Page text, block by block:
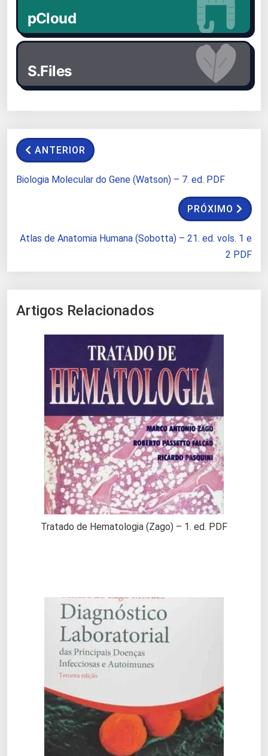
pCloud
S.Files
ANTERIOR
Biologia Molecular do Gene (Watson) – 7. ed. PDF
PRÓXIMO
Atlas de Anatomia Humana (Sobotta) – 21. ed. vols. 1 e
2 PDF
Artigos Relacionados
Tratado de Hematologia (Zago) – 1. ed. PDF